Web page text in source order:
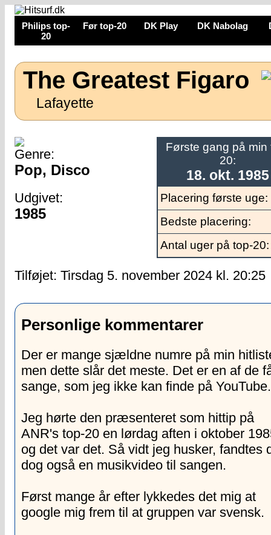
Philips top-
20
Før top-20 DK Play DK Nabolag
The Greatest Figaro
Lafayette
Første gang på min
20:
18. okt. 1985
Placering første uge:
Bedste placering:
Antal uger på top-20:
Genre:
Pop, Disco
Udgivet:
1985
Tilføjet: Tirsdag 5. november 2024 kl. 20:25
Personlige kommentarer
Der er mange sjældne numre på min
men dette slår det meste. Det er en af de
sange, som jeg ikke kan finde på YouTube.
Jeg hørte den præsenteret som hittip på
ANR'stop-20 en lørdag aften i oktober
og det var det. Så vidt jeg husker, fandtes
dog også en musikvideo til sangen.
Først mange år efter lykkedes det mig at
google mig frem til at gruppen var svensk.